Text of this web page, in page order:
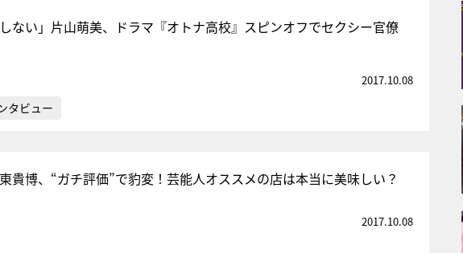
しない」片山萌美、ドラマ『オトナ高校』スピンオフでセクシー官僚
2017.10.08
タビュー
貴博、“ガチ評価”で豹変！芸能人オススメの店は本当に美味しい？
2017.10.08